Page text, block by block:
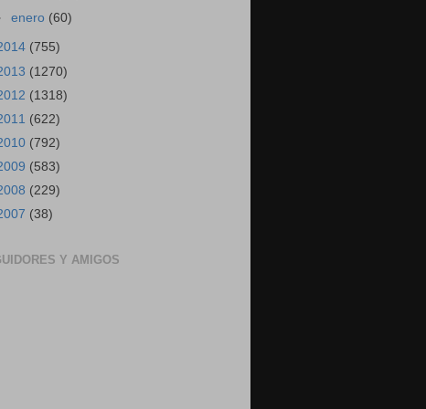
enero (60)
(755)
(1270)
(1318)
(622)
(792)
(583)
(229)
(38)
Y AMIGOS